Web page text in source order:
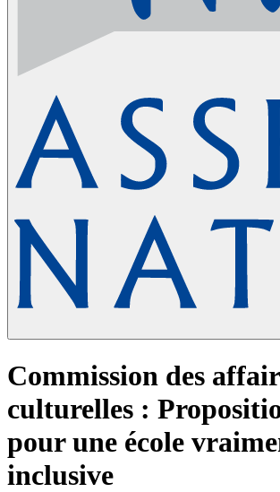
Commission des
culturelles :
pour une école
inclusive